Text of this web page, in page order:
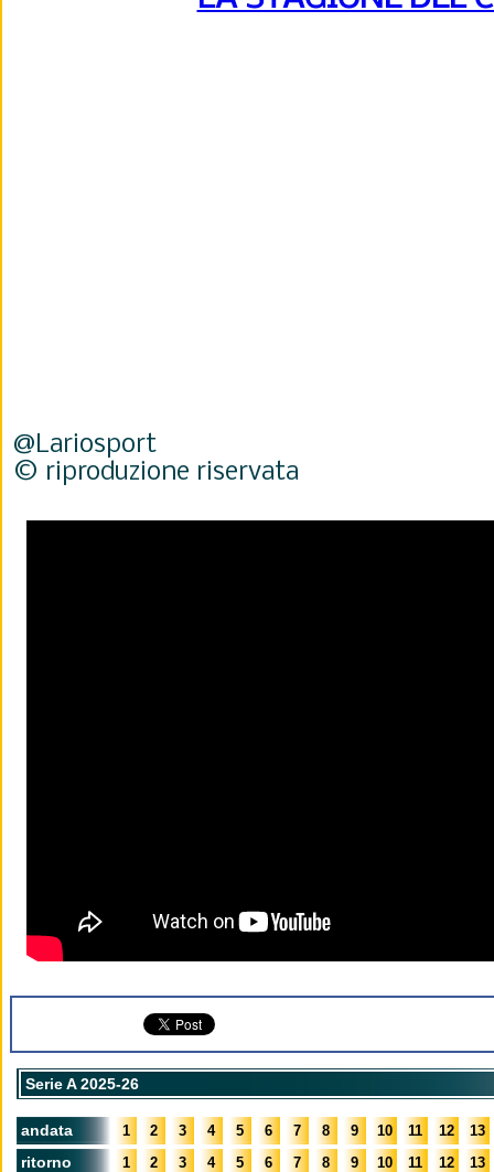
@Lariosport
© riproduzione riservata
Serie A 2025-26
andata 1 2 3 4 5 6 7 8 9 10 11 12 13
ritorno 1 2 3 4 5 6 7 8 9 10 11 12 13